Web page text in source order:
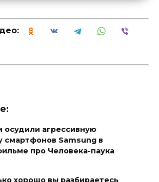
осудили агрессивную
смартфонов Samsung в
про Человека-паука
хорошо вы разбираетесь